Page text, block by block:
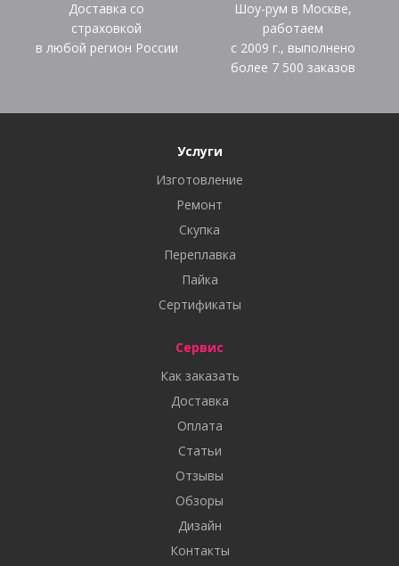
Доставка со
страховкой
в любой регион России
Шоу-рум в Москве,
работаем
с 2009 г., выполнено
более 7 500 заказов
Услуги
Изготовление
Ремонт
Скупка
Переплавка
Пайка
Сертификаты
Сервис
Как заказать
Доставка
Оплата
Статьи
Отзывы
Обзоры
Дизайн
Контакты